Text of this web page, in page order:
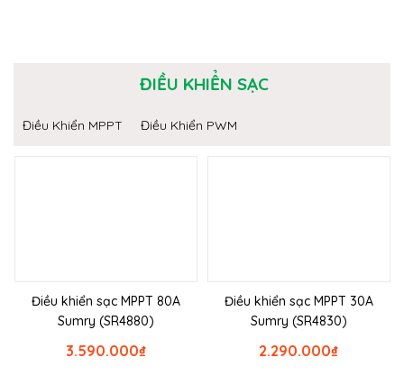
ĐIỀU KHIỂN SẠC
Điều Khiển MPPT Điều Khiển PWM
Điều khiển sạc MPPT 80A
Sumry (SR4880)
₫
3.590.000
Điều khiển sạc MPPT 30A
Sumry (SR4830)
₫
2.290.000